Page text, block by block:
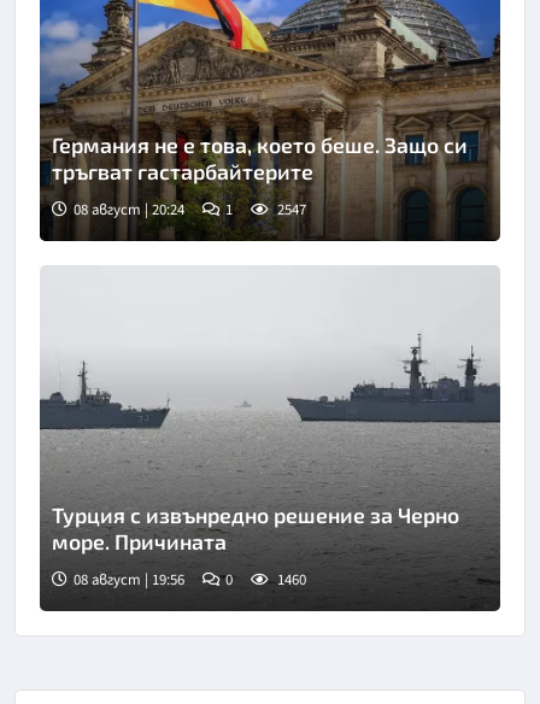
Германия не е това, което беше. Защо си
тръгват гастарбайтерите
08 август | 20:24 1 2547
Турция с извънредно решение за Черно
море. Причината
08 август | 19:56 0 1460